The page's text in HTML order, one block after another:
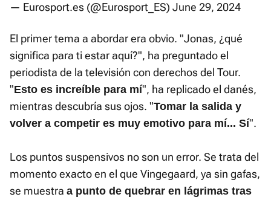
— Eurosport.es (@Eurosport_ES) June 29, 2024
El primer tema a abordar era obvio. "Jonas, ¿qué
significa para ti estar aquí?", ha preguntado el
periodista de la televisión con derechos del Tour.
"Esto es increíble para mí", ha replicado el danés,
mientras descubría sus ojos. "Tomar la salida y
volver a competir es muy emotivo para mí... Sí".
Los puntos suspensivos no son un error. Se trata del
momento exacto en el que Vingegaard, ya sin gafas,
se muestra a punto de quebrar en lágrimas tras